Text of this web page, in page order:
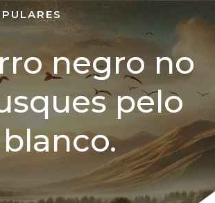
negro no
pelo
blanco.